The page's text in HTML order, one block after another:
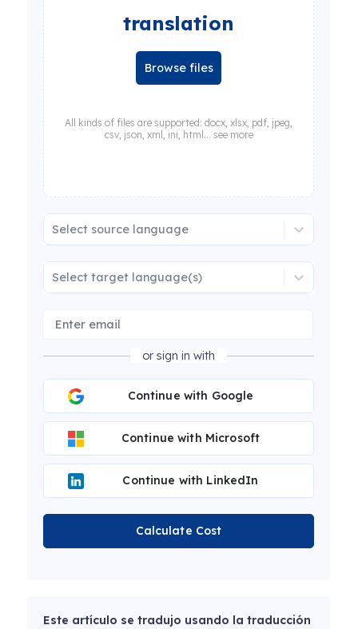
translation
Browse files
All kinds of files are supported: docx, xlsx, pdf, jpeg,
csv, json, xml, ini, html... see more
Select source language
Select target language(s)
or sign in with
Continue with Google
Continue with Microsoft
Continue with LinkedIn
Calculate Cost
Este artículo se tradujo usando la traducción